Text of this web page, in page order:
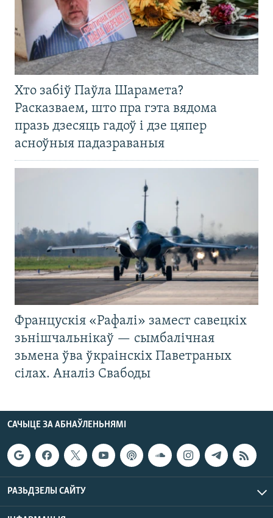
Хто забіў Паўла Шарамета?
Расказваем, што пра гэта вядома
празь дзесяць гадоў і дзе цяпер
асноўныя падазраваныя
Францускія «Рафалі» замест савецкіх
зьнішчальнікаў — сымбалічная
зьмена ўва ўкраінскіх Паветраных
сілах. Аналіз Свабоды
САЧЫЦЕ ЗА АБНАЎЛЕНЬНЯМІ
РАЗЬДЗЕЛЫ САЙТУ